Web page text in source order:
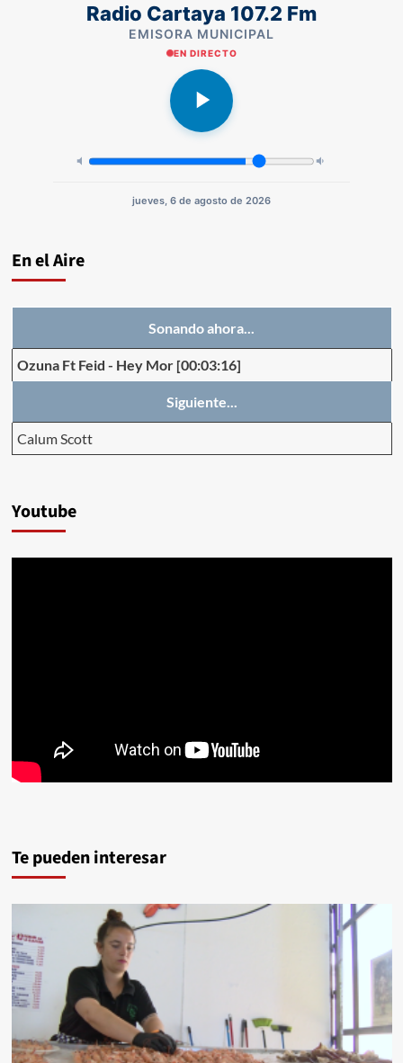
Radio Cartaya 107.2 Fm
EMISORA MUNICIPAL
EN DIRECTO
jueves, 6 de agosto de 2026
En el Aire
Sonando ahora...
Ozuna Ft Feid - Hey Mor [00:03:16]
Siguiente...
Calum Scott
Youtube
Te pueden interesar